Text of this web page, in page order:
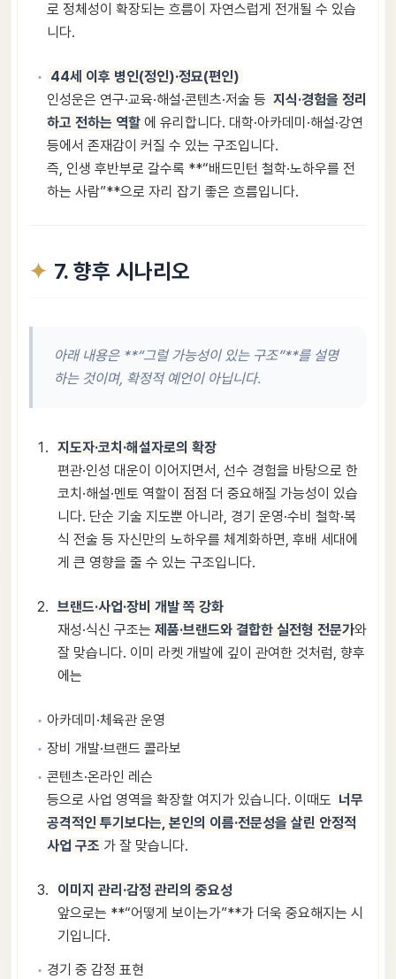
로 정체성이 확장되는 흐름이 자연스럽게 전개될 수 있습
니다.
44세 이후 병인(정인)·정묘(편인)
인성운은 연구·교육·해설·콘텐츠·저술 등 지식·경험을 정리
하고 전하는 역할 에 유리합니다. 대학·아카데미·해설·강연
등에서 존재감이 커질 수 있는 구조입니다.
즉, 인생 후반부로 갈수록 **“배드민턴 철학·노하우를 전
하는 사람”**으로 자리 잡기 좋은 흐름입니다.
7. 향후 시나리오
아래 내용은 **“그럴 가능성이 있는 구조”**를 설명
하는 것이며, 확정적 예언이 아닙니다.
지도자·코치·해설자로의 확장
편관·인성 대운이 이어지면서, 선수 경험을 바탕으로 한
코치·해설·멘토 역할이 점점 더 중요해질 가능성이 있습
니다. 단순 기술 지도뿐 아니라, 경기 운영·수비 철학·복
식 전술 등 자신만의 노하우를 체계화하면, 후배 세대에
게 큰 영향을 줄 수 있는 구조입니다.
브랜드·사업·장비 개발 쪽 강화
재성·식신 구조는 제품·브랜드와 결합한 실전형 전문가와
잘 맞습니다. 이미 라켓 개발에 깊이 관여한 것처럼, 향후
에는
아카데미·체육관 운영
장비 개발·브랜드 콜라보
콘텐츠·온라인 레슨
등으로 사업 영역을 확장할 여지가 있습니다. 이때도 너무
공격적인 투기보다는, 본인의 이름·전문성을 살린 안정적
사업 구조 가 잘 맞습니다.
이미지 관리·감정 관리의 중요성
앞으로는 **“어떻게 보이는가”**가 더욱 중요해지는 시
기입니다.
경기 중 감정 표현